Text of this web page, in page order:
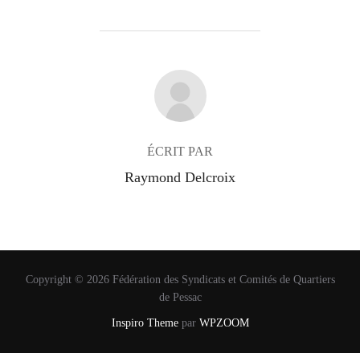
AUTEUR DE LA PUBLICATION
ÉCRIT PAR
Raymond Delcroix
Copyright © 2026 Fédération des Syndicats et Comités de Quartiers
de Pessac
Inspiro Themepar WPZOOM